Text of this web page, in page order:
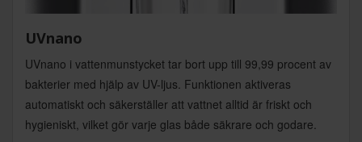
UVnano
UVnano i vattenmunstycket tar bort upp till 99,99 procent av
bakterier med hjälp av UV-ljus. Funktionen aktiveras
automatiskt och säkerställer att vattnet alltid är friskt och
hygieniskt, vilket gör varje glas både säkrare och godare.